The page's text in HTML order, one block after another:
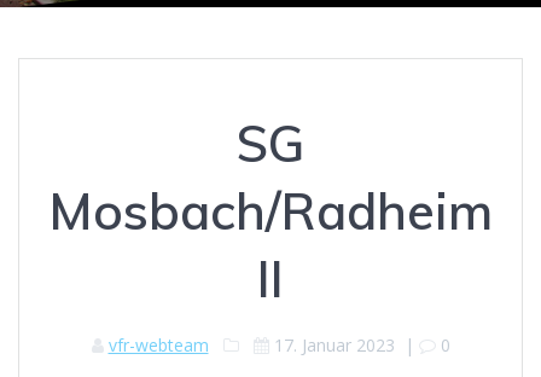
SG
Mosbach/Radheim
II
vfr-webteam 17. Januar 2023 | 0